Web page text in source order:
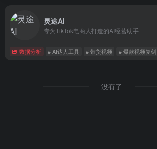
灵途AI
专为TikTok电商人打造的AI经营助手
数据分析 # AI达人工具 # 带货视频 # 爆款视频复刻
没有了